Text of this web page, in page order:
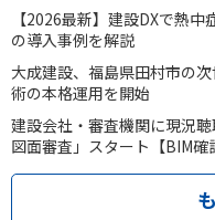
【2026最新】建設DXで熱
の導入事例を解説
大成建設、福島県田村市の
術の本格運用を開始
建設会社・審査機関に現況
図面審査」スタート【BIM確